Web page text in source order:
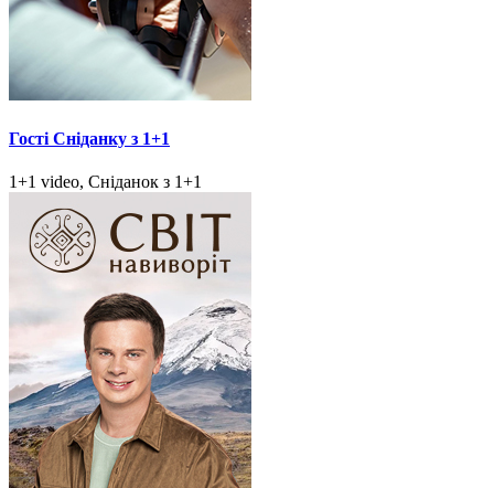
Гості Сніданку з 1+1
1+1 video, Сніданок з 1+1